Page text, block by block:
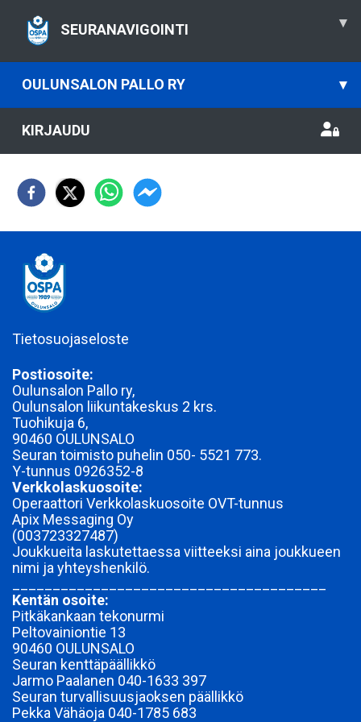
SEURANAVIGOINTI ▾
OULUNSALON PALLO RY ▾
KIRJAUDU
Tietosuojaseloste
Postiosoite:
Oulunsalon Pallo ry,
Oulunsalon liikuntakeskus 2 krs.
Tuohikuja 6,
90460 OULUNSALO
Seuran toimisto puhelin 050- 5521 773.
Y-tunnus 0926352-8
Verkkolaskuosoite:
Operaattori Verkkolaskuosoite OVT-tunnus
Apix Messaging Oy
(003723327487)
Joukkueita laskutettaessa viitteeksi aina joukkueen
nimi ja yhteyshenkilö.
Kentän osoite:
Pitkäkankaan tekonurmi
Peltovainiontie 13
90460 OULUNSALO
Seuran kenttäpäällikkö
Jarmo Paalanen 040-1633 397
Seuran turvallisuusjaoksen päällikkö
Pekka Vähäoja 040-1785 683